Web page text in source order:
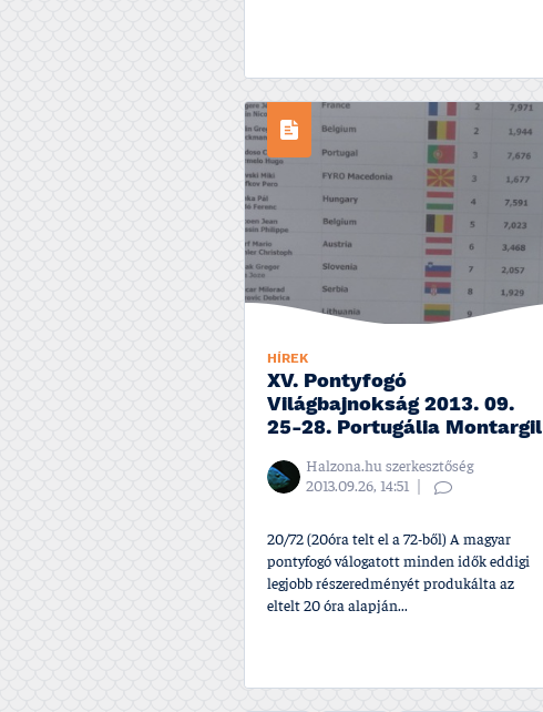
HÍREK
XV. Pontyfogó
Világbajnokság 2013. 09.
25-28. Portugália Montargil
Halzona.hu szerkesztőség
2013.09.26, 14:51
20/72 (20óra telt el a 72-ből) A magyar
pontyfogó válogatott minden idők eddigi
legjobb részeredményét produkálta az
eltelt 20 óra alapján...